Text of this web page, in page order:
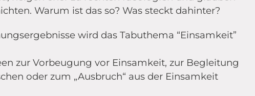
Warum ist das so? Was steckt dahinter?
wird das Tabuthema “Einsamkeit”
zur Vorbeugung vor Einsamkeit, zur Begleitung
oder zum „Ausbruch“ aus der Einsamkeit